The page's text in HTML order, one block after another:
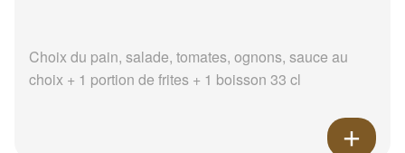
Choix du pain, salade, tomates, ognons, sauce au
choix + 1 portion de frites + 1 boisson 33 cl